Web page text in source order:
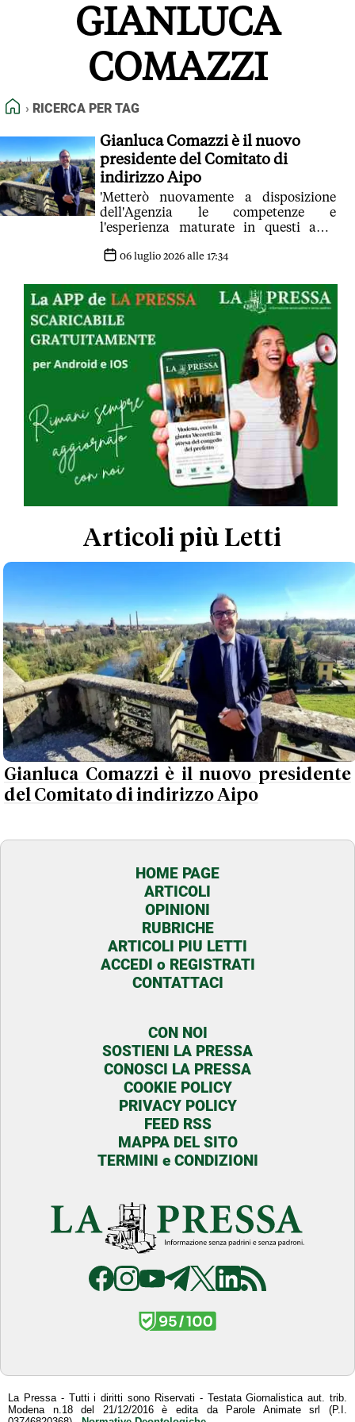
FEED RSS
NORMATIVE DEONTOLOGICHE
GIANLUCA
COMAZZI
HOME
RICERCA PER TAG
Gianluca Comazzi è il nuovo
presidente del Comitato di
indirizzo Aipo
'Metterò nuovamente a disposizione
dell'Agenzia le competenze e
l'esperienza maturate in questi anni
del suolo'
06 luglio 2026 alle 17:34
Articoli più Letti
Gianluca Comazzi è il nuovo presidente
del Comitato di indirizzo Aipo
HOME PAGE
ARTICOLI
OPINIONI
RUBRICHE
ARTICOLI PIU LETTI
ACCEDI o REGISTRATI
CONTATTACI
CON NOI
SOSTIENI LA PRESSA
CONOSCI LA PRESSA
COOKIE POLICY
PRIVACY POLICY
FEED RSS
MAPPA DEL SITO
TERMINI e CONDIZIONI
La Pressa - Tutti i diritti sono Riservati - Testata Giornalistica aut. trib.
Modena n.18 del 21/12/2016 è edita da Parole Animate srl (P.I.